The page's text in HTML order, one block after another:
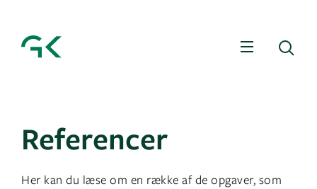
Menu
Referencer
Her kan du læse om en række af de opgaver, som